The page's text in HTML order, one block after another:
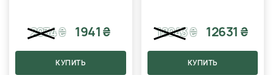
2034₴ 1941 ₴
КУПИТЬ
18043₴ 12631 ₴
КУПИТЬ